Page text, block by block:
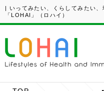
| いってみたい、くらしてみたい
「LOHAI」（ロハイ）